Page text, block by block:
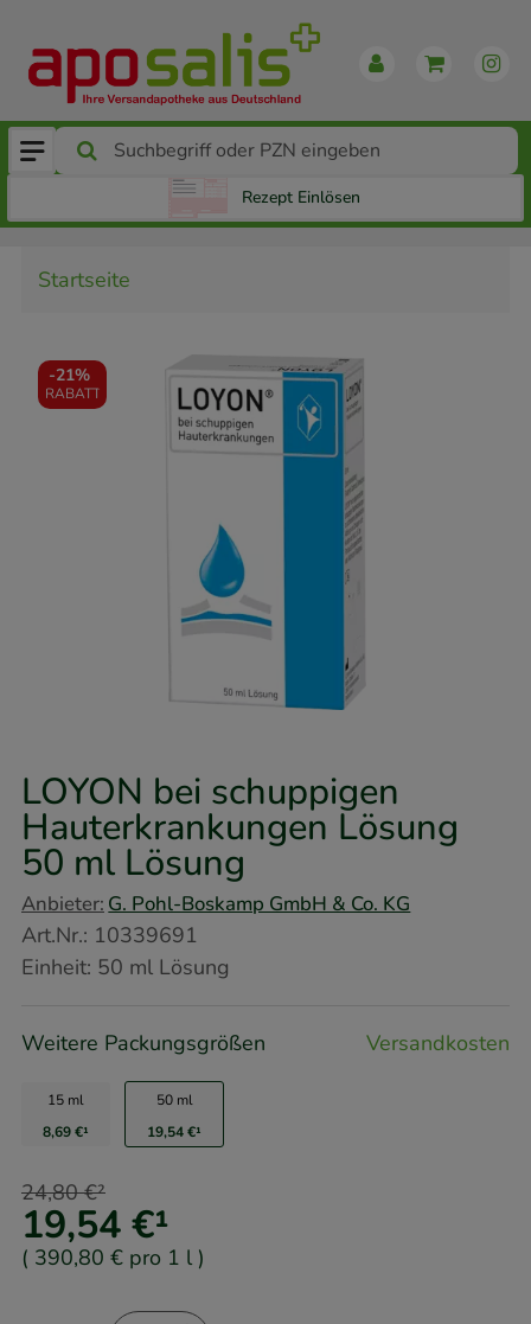
Rezept Einlösen
Startseite
-21%
RABATT
LOYON bei schuppigen
Hauterkrankungen Lösung
50 ml Lösung
Anbieter: G. Pohl-Boskamp GmbH & Co. KG
Art.Nr.: 10339691
Einheit: 50 mlLösung
Weitere Packungsgrößen Versandkosten
15 ml
8,69 €¹
50 ml
19,54 €¹
19,54 €¹
24,80 €²
( 390,80 € pro 1 l )